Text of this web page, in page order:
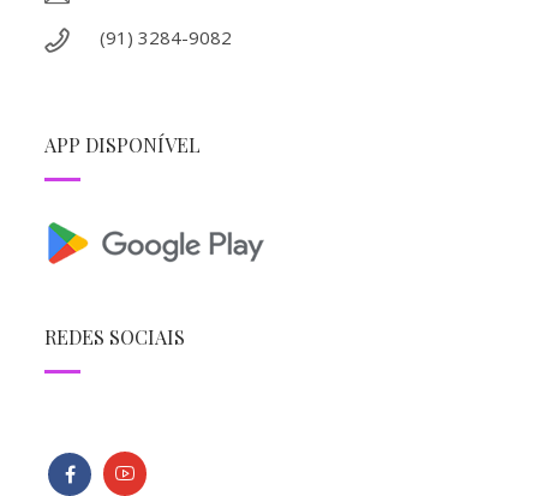
(91) 3284-9082
APP DISPONÍVEL
REDES SOCIAIS